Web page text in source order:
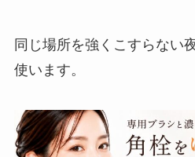
同じ場所を強くこすらない
使います。